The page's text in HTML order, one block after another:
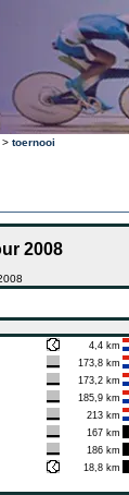
> toernooi
2008
4,4 km
173,8 km
173,2 km
185,9 km
213 km
167 km
186 km
18,8 km